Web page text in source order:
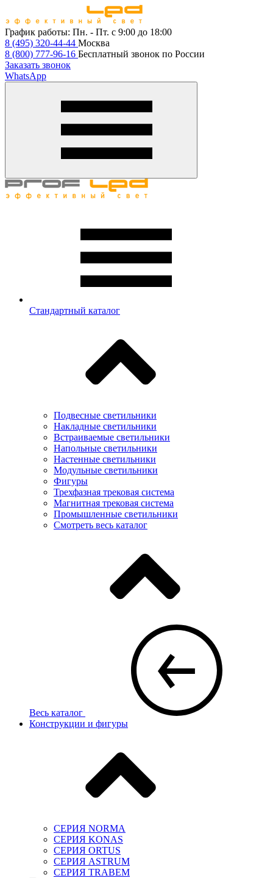
График работы: Пн. - Пт. с 9:00 до 18:00
8 (495) 320-44-44 Москва
8 (800) 777-96-16 Бесплатный звонок по России
Заказать звонок
WhatsApp
Стандартный каталог
Подвесные светильники
Накладные светильники
Встраиваемые светильники
Напольные светильники
Настенные светильники
Модульные светильники
Фигуры
Трехфазная трековая система
Магнитная трековая система
Промышленные светильники
Смотреть весь каталог
Весь каталог
Конструкции и фигуры
СЕРИЯ NORMA
СЕРИЯ KONAS
СЕРИЯ ORTUS
СЕРИЯ ASTRUM
СЕРИЯ TRABEM